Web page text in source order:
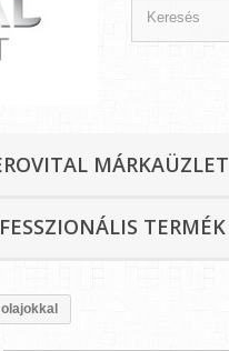
MÁRKAÜZLET
TERMÉK